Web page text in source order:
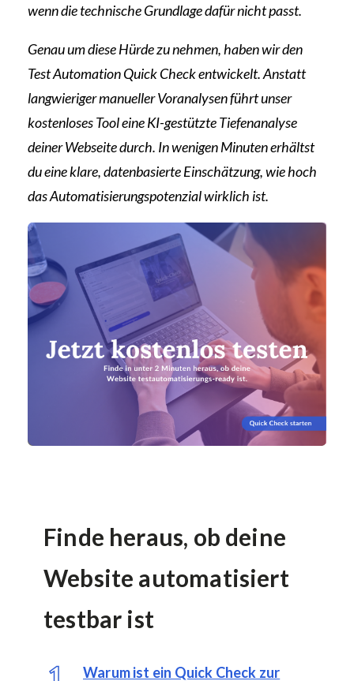
wenn die technische Grundlage dafür nicht passt.
Genau um diese Hürde zu nehmen, haben wir den
Test Automation Quick Check entwickelt. Anstatt
langwierigermanueller Voranalysen führtunser
kostenloses Tool eine KI-gestützte Tiefenanalyse
deiner Webseite durch. In wenigen Minuten erhältst
du eine klare, datenbasierte Einschätzung, wie hoch
das Automatisierungspotenzial wirklich ist.
Finde heraus, ob deine
Website automatisiert
testbar ist
Warum ist ein Quick Check zur